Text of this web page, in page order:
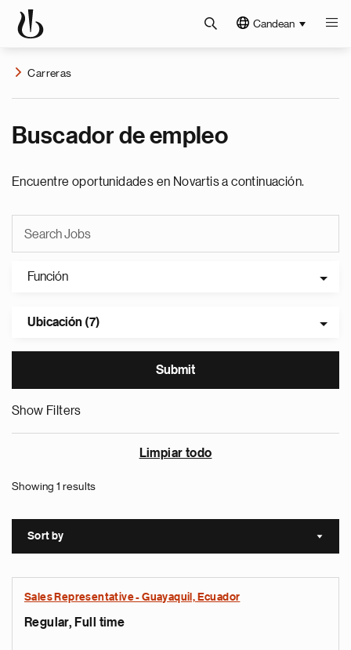
Candean
Carreras
Buscador de empleo
Encuentre oportunidades en Novartis a continuación.
Función
Ubicación (7)
Show Filters
Limpiar todo
Showing 1 results
Sort by Sort
Sales Representative - Guayaquil, Ecuador
Regular, Full time